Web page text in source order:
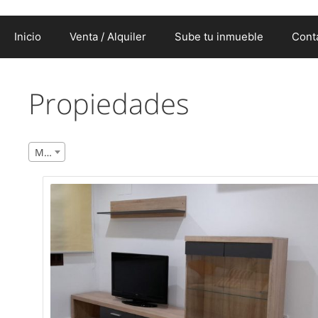
Inicio Venta / Alquiler Sube tu inmueble
Propiedades
Más reciente